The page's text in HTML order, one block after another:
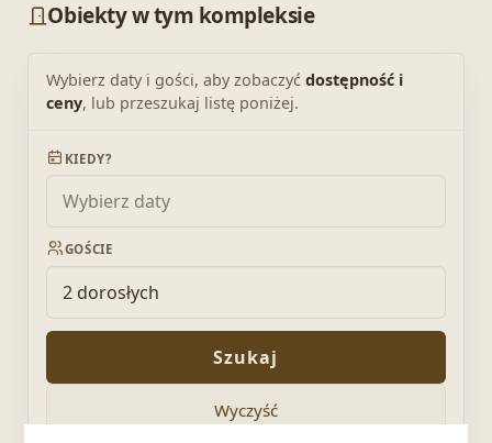
Obiekty w tym kompleksie
Wybierz daty i gości, aby zobaczyć dostępność i
ceny, lub przeszukaj listę poniżej.
KIEDY?
GOŚCIE
2 dorosłych
Szukaj
Wyczyść